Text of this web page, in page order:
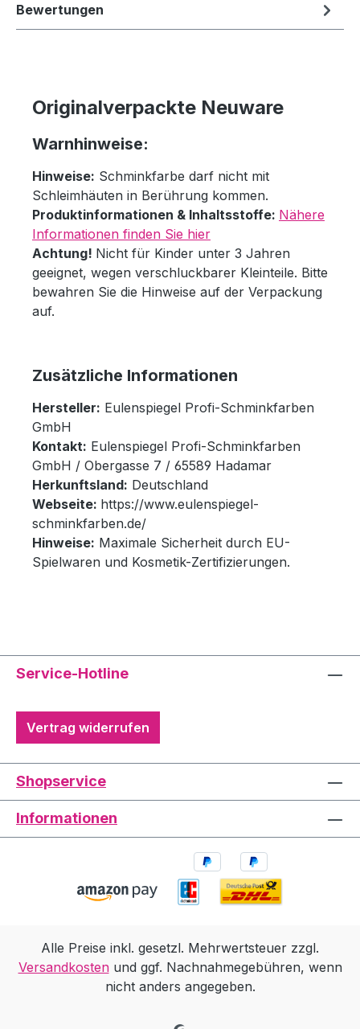
Bewertungen
Originalverpackte Neuware
Warnhinweise:
Hinweise: Schminkfarbe darf nicht mit
Schleimhäuten in Berührung kommen.
Produktinformationen & Inhaltsstoffe: Nähere
Informationen finden Sie hier
Achtung! Nicht für Kinder unter 3 Jahren
geeignet, wegen verschluckbarer Kleinteile. Bitte
bewahren Sie die Hinweise auf der Verpackung
auf.
Zusätzliche Informationen
Hersteller: Eulenspiegel Profi-Schminkfarben
GmbH
Kontakt: Eulenspiegel Profi-Schminkfarben
GmbH / Obergasse 7 / 65589 Hadamar
Herkunftsland: Deutschland
Webseite: https://www.eulenspiegel-
schminkfarben.de/
Hinweise: Maximale Sicherheit durch EU-
Spielwaren und Kosmetik-Zertifizierungen.
Service-Hotline
Vertrag widerrufen
Shopservice
Informationen
Alle Preise inkl. gesetzl. Mehrwertsteuer zzgl.
Versandkostenund ggf. Nachnahmegebühren, wenn
nicht anders angegeben.